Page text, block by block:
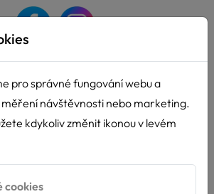
tábor CPDM o.p.s.,
Kletí
tábor CPDM o.p.s., Chata pod Kletí,
pro správné fungování webu a
návštěvnosti nebo marketing.
kdykoliv změnit ikonou v levém
cookies